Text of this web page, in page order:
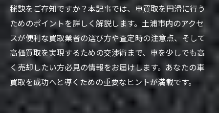
秘訣をご存知ですか？本記事では、車買取を円滑に行う
ためのポイントを詳しく解説します。土浦市内のアクセ
スが便利な買取業者の選び方や査定時の注意点、そして
高価買取を実現するための交渉術まで、車を少しでも高
く売却したい方必見の情報をお届けします。あなたの車
買取を成功へと導くための重要なヒントが満載です。